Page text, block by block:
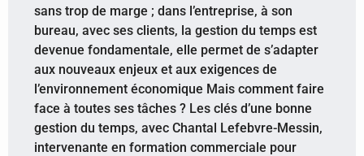
sans trop de marge ; dans l’entreprise, à son
bureau, avec ses clients, la gestion du temps est
devenue fondamentale, elle permet de s’adapter
aux nouveaux enjeux et aux exigences de
l’environnement économique Mais comment faire
face à toutes ses tâches ? Les clés d’une bonne
gestion du temps, avec Chantal Lefebvre-Messin,
intervenante en formation commerciale pour